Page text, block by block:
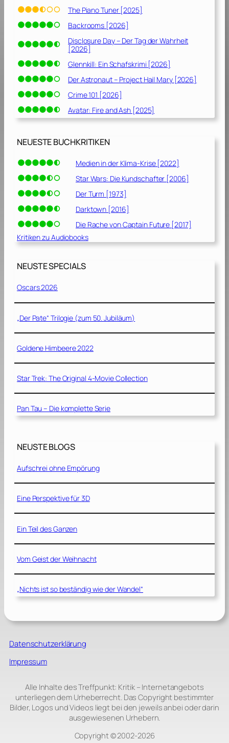
The Piano Tuner [2025]
Backrooms [2026]
Disclosure Day – Der Tag der Wahrheit
[2026]
Glennkill: Ein Schafskrimi [2026]
Der Astronaut – Project Hail Mary [2026]
Crime 101 [2026]
Avatar: Fire and Ash [2025]
NEUESTE BUCHKRITIKEN
Medien in der Klima-Krise [2022]
Star Wars: Die Kundschafter [2006]
Der Turm [1973]
Darktown [2016]
Die Rache von Captain Future [2017]
Kritiken zu Audiobooks
NEUSTE SPECIALS
Oscars 2026
„Der Pate“ Trilogie (zum 50. Jubiläum)
Goldene Himbeere 2022
Star Trek: The Original 4-Movie Collection
Pan Tau – Die komplette Serie
NEUSTE BLOGS
Aufschrei ohne Empörung
Eine Perspektive für 3D
Ein Teil des Ganzen
Vom Geist der Weihnacht
„Nichts ist so beständig wie der Wandel“
Datenschutzerklärung
Impressum
Alle Inhalte des Treffpunkt: Kritik – Internetangebots
unterliegen dem Urheberrecht. Das Copyright bestimmter
Bilder, Logos und Videos liegt bei den jeweils anbei oder darin
ausgewiesenen Urhebern.
Copyright © 2002‑2026